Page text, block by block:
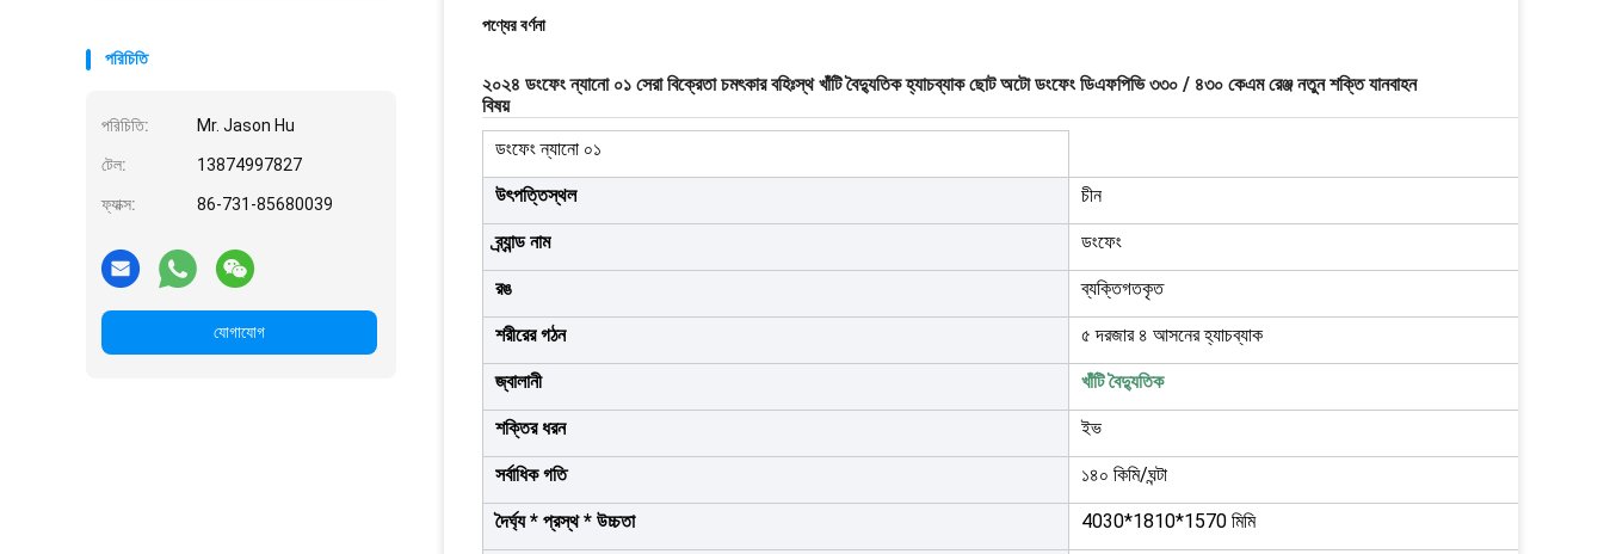
পরিচিতি
পরিচিতি: Mr. Jason Hu
টেল: 13874997827
ফ্যাক্স: 86-731-85680039
যোগাযোগ
পণ্যের বর্ণনা
২০২৪ ডংফেং ন্যানো ০১ সেরা বিক্রেতা চমৎকার বহিঃস্থ খাঁটি বৈদ্যুতিক হ্যাচব্যাক ছোট অটো ডংফেং ডিএফপিভি ৩৩০ / ৪৩০ কেএম রেঞ্জ নতুন শক্তি যানবাহন
বিষয়
ডংফেং ন্যানো ০১
উৎপত্তিস্থল চীন
ব্র্যান্ড নাম ডংফেং
রঙ ব্যক্তিগতকৃত
শরীরের গঠন ৫ দরজার ৪ আসনের হ্যাচব্যাক
জ্বালানী খাঁটি বৈদ্যুতিক
শক্তির ধরন ইভ
সর্বাধিক গতি ১৪০ কিমি/ঘন্টা
দৈর্ঘ্য * প্রস্থ * উচ্চতা 4030*1810*1570 মিমি